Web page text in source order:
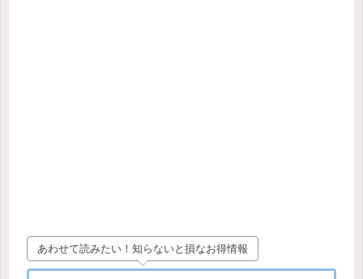
あわせて読みたい！知らないと損なお得情報